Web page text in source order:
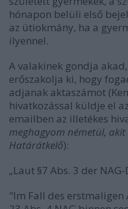
hónapon belüli első
az útiokmány, ha a
ilyennel.
A valakinek gondja
erőszakolja ki, hogy
adjanak aktaszámot
hivatkozással küldje el
emailben az illetékes
meghagyom németül,
Határátkelő):
„Laut §7 Abs. 3 der NAG-
"Im Fall des erstmaligen